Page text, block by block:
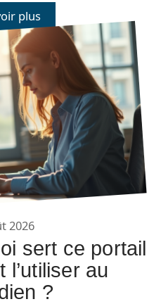
plus
2026
sert ce portail
l’utiliser au
?